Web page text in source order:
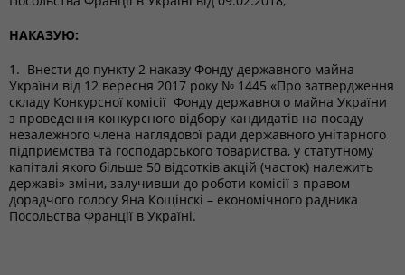
НАКАЗУЮ:
1. Внести до пункту 2 наказу Фонду державного майна
України від 12 вересня 2017 року № 1445 «Про затвердження
складу Конкурсної комісії Фонду державного майна України
з проведення конкурсного відбору кандидатів на посаду
незалежного члена наглядової ради державного унітарного
підприємства та господарського товариства, у статутному
капіталі якого більше 50 відсотків акцій (часток) належить
державі» зміни, залучивши до роботи комісії з правом
дорадчого голосу Яна Кощінскі – економічного радника
Посольства Франції в Україні.